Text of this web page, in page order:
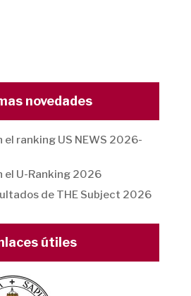
novedades
el ranking US NEWS 2026-
el U-Ranking 2026
de THE Subject 2026
útiles